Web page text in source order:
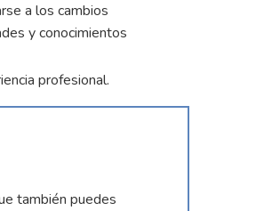
a los cambios
y conocimientos
profesional.
también puedes